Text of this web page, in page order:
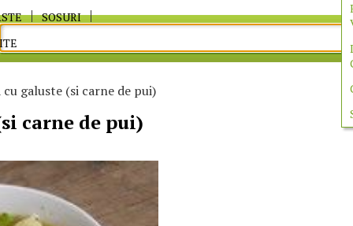
SOSURI
galuste (si carne de pui)
carne de pui)